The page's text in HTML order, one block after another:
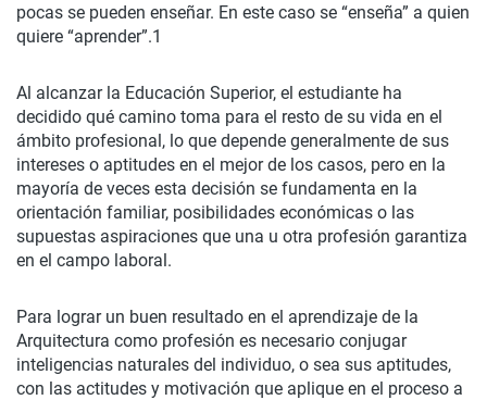
pocas se pueden enseñar. En este caso se “enseña” a quien
quiere “aprender”.1
Al alcanzar la Educación Superior, el estudiante ha
decidido qué camino toma para el resto de su vida en el
ámbito profesional, lo que depende generalmente de sus
intereses o aptitudes en el mejor de los casos, pero en la
mayoría de veces esta decisión se fundamenta en la
orientación familiar, posibilidades económicas o las
supuestas aspiraciones que una u otra profesión garantiza
en el campo laboral.
Para lograr un buen resultado en el aprendizaje de la
Arquitectura como profesión es necesario conjugar
inteligencias naturales del individuo, o sea sus aptitudes,
con las actitudes y motivación que aplique en el proceso a